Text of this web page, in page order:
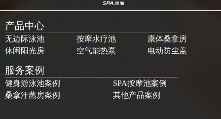
产品中心
无边际泳池 按摩水疗池
康体桑拿房
休闲阳光房
空气能热泵 电动防尘盖
服务案例
健身游泳池案例
SPA按摩池案例
桑拿汗蒸房案例
其他产品案例